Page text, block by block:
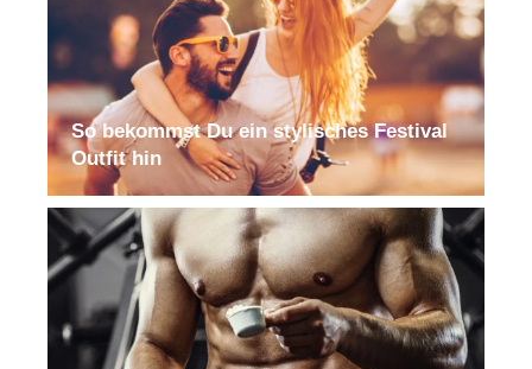
So bekommst Du ein stylisches Festival
Outfit hin